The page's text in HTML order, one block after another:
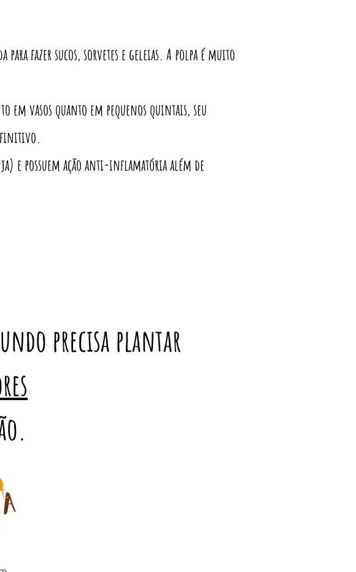
para fazer sucos, sorvetes e geleias. A polpa é muito
vasos quanto em pequenos quintais, seu
e possuem ação anti-inflamatória além de
precisa plantar